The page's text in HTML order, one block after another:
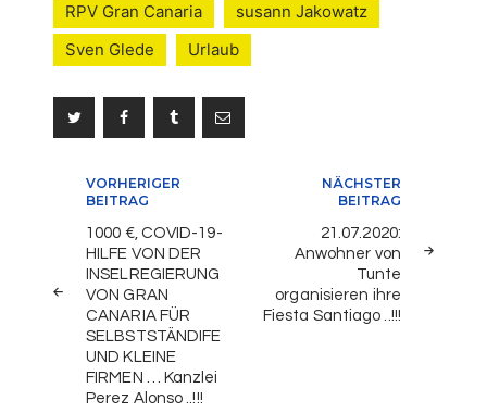
RPV Gran Canaria
susann Jakowatz
Sven Glede
Urlaub
Beitragsnavigation
VORHERIGER
BEITRAG
1000 €, COVID-19-
HILFE VON DER
INSELREGIERUNG
VON GRAN
CANARIA FÜR
SELBSTSTÄNDIFE
UND KLEINE
FIRMEN … Kanzlei
Perez Alonso ..!!!
NÄCHSTER
BEITRAG
21.07.2020:
Anwohner von
Tunte
organisieren ihre
Fiesta Santiago ..!!!